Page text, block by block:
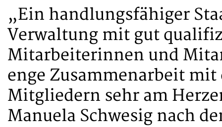
„Ein handlungsfähiger
Verwaltung mit gut
Mitarbeiterinnen und
enge Zusammenarbeit
Mitgliedern sehr am
Manuela Schwesig nach